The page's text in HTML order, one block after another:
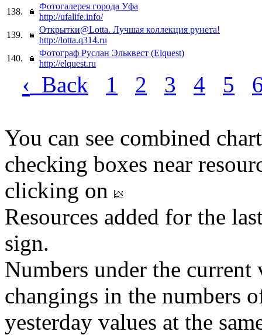
138.
Фотогалерея города Уфа
http://ufalife.info/
139.
Открытки@Lotta. Лучшая коллекция рунета!
http://lotta.q314.ru
140.
Фотограф Руслан Эльквест (Elquest)
http://elquest.ru
‹ Back 1 2 3 4 5
You can see combined
checking boxes near
clicking on
Resources added for the
sign.
Numbers under the
changings in the numbers
yesterday values at the